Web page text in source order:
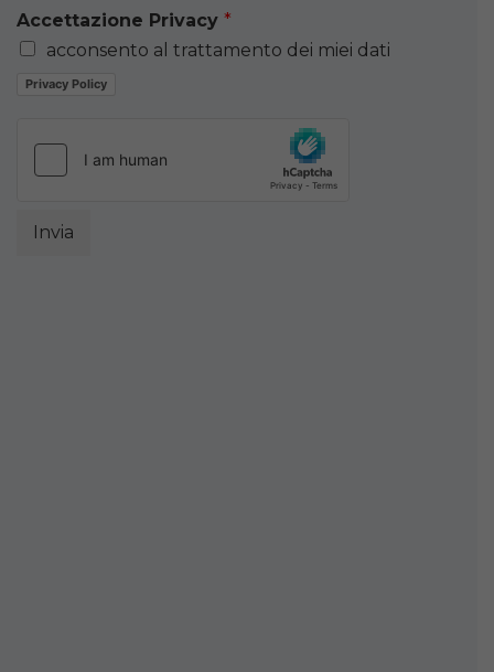
Accettazione Privacy *
acconsento al trattamento dei miei dati
Privacy Policy
Invia